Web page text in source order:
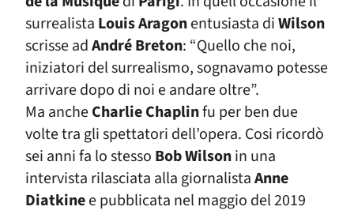
surrealista Louis Aragonentusiasta diWilson
scrisse adAndré Breton: “Quello che noi,
iniziatori del surrealismo, sognavamo potesse
arrivare dopo di noi e andare oltre”.
Ma ancheCharlie Chaplinfu per ben due
volte tra gli spettatori dell’opera. Cosi ricordò
sei anni fa lo stesso Bob Wilsonin una
intervista rilasciata alla giornalistaAnne
Diatkinee pubblicata nel maggio del 2019